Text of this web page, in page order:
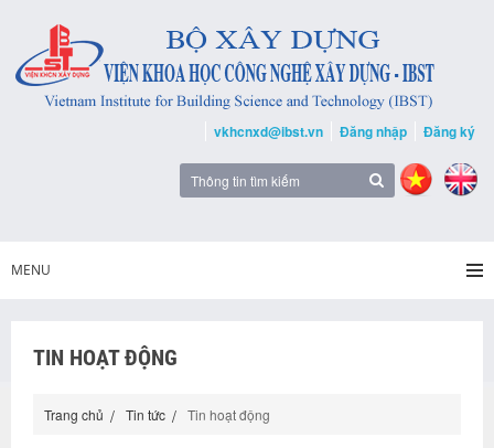
vkhcnxd@ibst.vn Đăng nhập Đăng ký
MENU
TIN HOẠT ĐỘNG
Trang chủ Tin tức Tin hoạt động